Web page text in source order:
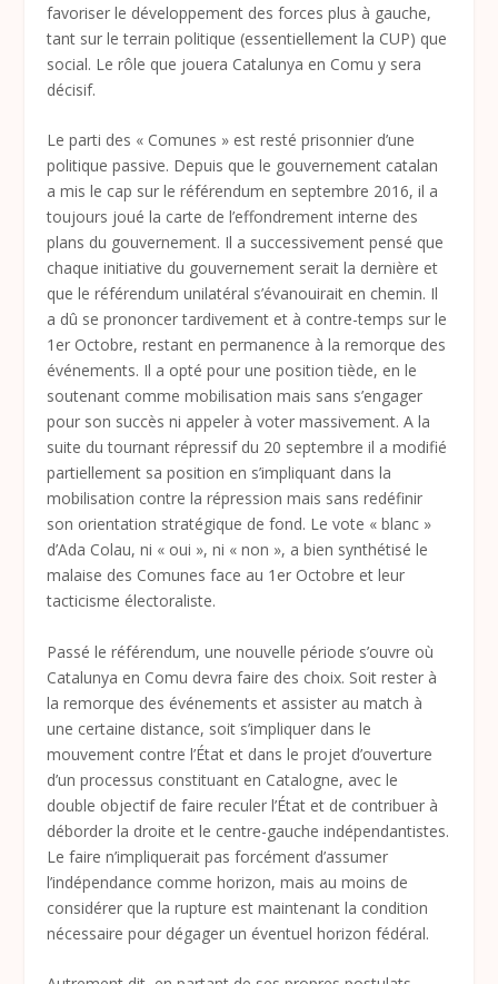
favoriser le développement des forces plus à gauche,
tant sur le terrain politique (essentiellement la CUP) que
social. Le rôle que jouera Catalunya en Comu y sera
décisif.
Le parti des « Comunes » est resté prisonnier d’une
politique passive. Depuis que le gouvernement catalan
a mis le cap sur le référendum en septembre 2016, il a
toujours joué la carte de l’effondrement interne des
plans du gouvernement. Il a successivement pensé que
chaque initiative du gouvernement serait la dernière et
que le référendum unilatéral s’évanouirait en chemin. Il
a dû se prononcer tardivement et à contre-temps sur le
1 er Octobre, restant en permanence à la remorque des
événements. Il a opté pour une position tiède, en le
soutenant comme mobilisation mais sans s’engager
pour son succès ni appeler à voter massivement. A la
suite du tournant répressif du 20 septembre il a modifié
partiellement sa position en s’impliquant dans la
mobilisation contre la répression mais sans redéfinir
son orientation stratégique de fond. Le vote « blanc »
d’Ada Colau, ni « oui », ni « non », a bien synthétisé le
malaise des Comunes face au 1 er Octobre et leur
tacticisme électoraliste.
Passé le référendum, une nouvelle période s’ouvre où
Catalunya en Comu devra faire des choix. Soit rester à
la remorque des événements et assister au match à
une certaine distance, soit s’impliquer dans le
mouvement contre l’État et dans le projet d’ouverture
d’un processus constituant en Catalogne, avec le
double objectif de faire reculer l’État et de contribuer à
déborder la droite et le centre-gauche indépendantistes.
Le faire n’impliquerait pas forcément d’assumer
l’indépendance comme horizon, mais au moins de
considérer que la rupture est maintenant la condition
nécessaire pour dégager un éventuel horizon fédéral.